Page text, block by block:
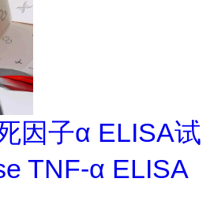
因子α ELISA试
TNF-α ELISA